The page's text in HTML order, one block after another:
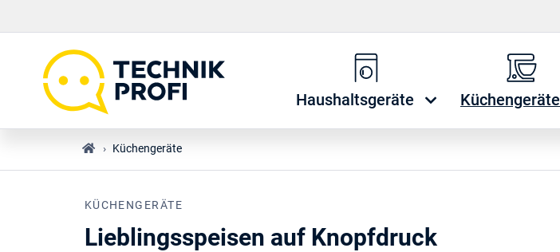
Haushaltsgeräte Küchengeräte
› Küchengeräte
KÜCHENGERÄTE
Lieblingsspeisen auf Knopfdruck